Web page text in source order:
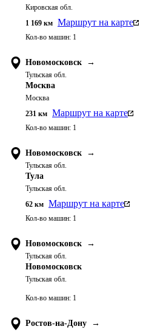
Кировская обл.
1 169 км Маршрут на карте
Кол-во машин: 1
Новомосковск →
Тульская обл.
Москва
Москва
231 км Маршрут на карте
Кол-во машин: 1
Новомосковск →
Тульская обл.
Тула
Тульская обл.
62 км Маршрут на карте
Кол-во машин: 1
Новомосковск →
Тульская обл.
Новомосковск
Тульская обл.
Кол-во машин: 1
Ростов-на-Дону →